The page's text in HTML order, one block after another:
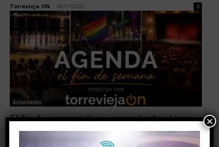
Torrevieja ON 08/07/2026 0
Actividades
El fin de semana llega cargado de planes
en Torrevieja: descubre toda la agenda
0
×